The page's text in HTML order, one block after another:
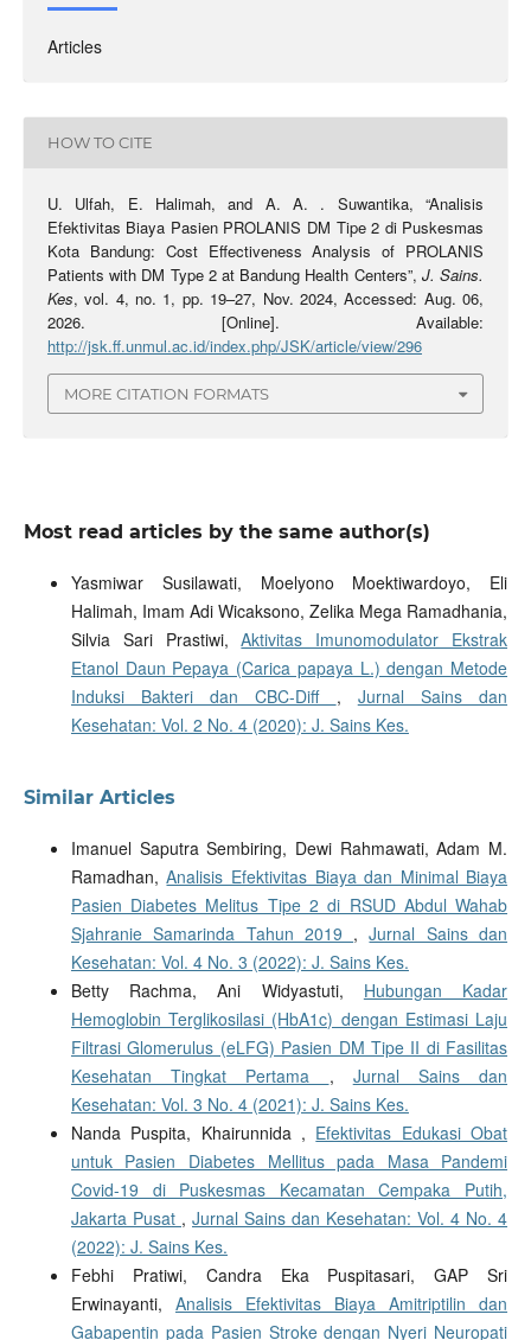
Articles
HOW TO CITE
U. Ulfah, E. Halimah, and A. A. . Suwantika, “Analisis
Efektivitas Biaya Pasien PROLANIS DM Tipe 2 di Puskesmas
Kota Bandung: Cost Effectiveness Analysis of PROLANIS
Patients with DM Type 2 at Bandung Health Centers”, J. Sains.
Kes, vol. 4, no. 1, pp. 19–27, Nov. 2024, Accessed: Aug. 06,
2026. [Online]. Available:
http://jsk.ff.unmul.ac.id/index.php/JSK/article/view/296
MORE CITATION FORMATS
Most read articles by the same author(s)
Yasmiwar Susilawati, Moelyono Moektiwardoyo, Eli
Halimah, Imam Adi Wicaksono, Zelika Mega Ramadhania,
Silvia Sari Prastiwi,Aktivitas Imunomodulator Ekstrak
Etanol Daun Pepaya (Carica papaya L.) dengan Metode
Induksi Bakteri dan CBC-Diff , Jurnal Sains dan
Kesehatan: Vol. 2 No. 4 (2020): J. Sains Kes.
Similar Articles
Imanuel Saputra Sembiring, Dewi Rahmawati, Adam M.
Ramadhan,Analisis Efektivitas Biaya dan Minimal Biaya
Pasien Diabetes Melitus Tipe 2 di RSUD Abdul Wahab
Sjahranie Samarinda Tahun 2019 ,Jurnal Sains dan
Kesehatan: Vol. 4 No. 3 (2022): J. Sains Kes.
Betty Rachma, Ani Widyastuti, Hubungan Kadar
Hemoglobin Terglikosilasi (HbA1c) dengan Estimasi Laju
Filtrasi Glomerulus (eLFG) Pasien DM Tipe II di Fasilitas
Kesehatan Tingkat Pertama , Jurnal Sains dan
Kesehatan: Vol. 3 No. 4 (2021): J. Sains Kes.
Nanda Puspita, Khairunnida , Efektivitas Edukasi Obat
untuk Pasien Diabetes Mellitus pada Masa Pandemi
Covid-19 di Puskesmas Kecamatan Cempaka Putih,
Jakarta Pusat , Jurnal Sains dan Kesehatan: Vol. 4 No. 4
(2022): J. Sains Kes.
Febhi Pratiwi, Candra Eka Puspitasari, GAP Sri
Erwinayanti, Analisis Efektivitas Biaya Amitriptilin dan
Gabapentin pada Pasien Stroke dengan Nyeri Neuropati